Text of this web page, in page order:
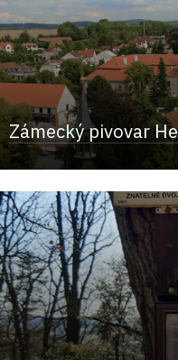
Zámecký pivovar